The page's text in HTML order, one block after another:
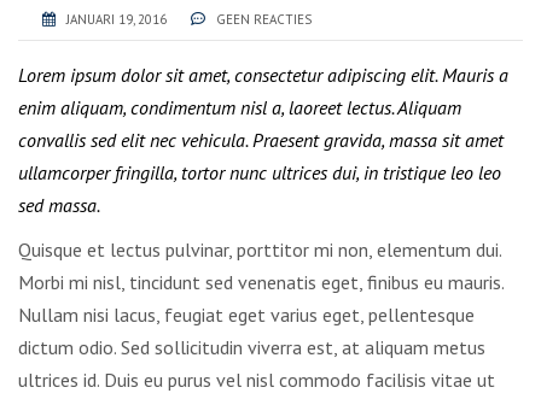
JANUARI 19, 2016 GEEN REACTIES
Lorem ipsum dolor sit amet, consectetur adipiscing elit. Mauris a
enim aliquam, condimentum nisl a, laoreet lectus. Aliquam
convallis sed elit nec vehicula. Praesent gravida, massa sit amet
ullamcorper fringilla, tortor nunc ultrices dui, in tristique leo leo
sed massa.
Quisque et lectus pulvinar, porttitor mi non, elementum dui.
Morbi mi nisl, tincidunt sed venenatis eget, finibus eu mauris.
Nullam nisi lacus, feugiat eget varius eget, pellentesque
dictum odio. Sed sollicitudin viverra est, at aliquam metus
ultrices id. Duis eu purus vel nisl commodo facilisis vitae ut